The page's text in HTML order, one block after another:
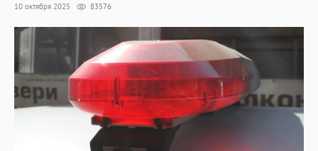
10 октября 2025 83576